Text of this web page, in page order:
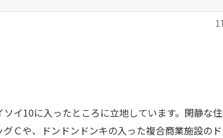
イ10に入ったところに立地しています。閑静な
Ｃや、ドンドンドンキの入った複合商業施設の